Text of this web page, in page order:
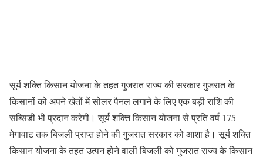
सूर्य शक्ति किसान योजना के तहत गुजरात राज्य की सरकार गुजरात के
किसानों को अपने खेतों में सोलर पैनल लगाने के लिए एक बड़ी राशि की
सब्सिडी भी प्रदान करेगी। सूर्य शक्ति किसान योजना से प्रति वर्ष 175
मेगावाट तक बिजली प्राप्त होने की गुजरात सरकार को आशा है। सूर्य शक्ति
किसान योजना के तहत उत्पन होने वाली बिजली को गुजरात राज्य के किसान